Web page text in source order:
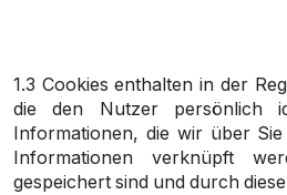
1.3 Cookies enthalten in der
die den Nutzer persönlich
Informationen, die wir über
Informationen verknüpft
gespeichert sind und durch